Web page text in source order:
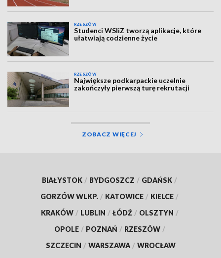
RZESZÓW
Studenci WSIiZ tworzą aplikacje, które
ułatwiają codzienne życie
RZESZÓW
Największe podkarpackie uczelnie
zakończyły pierwszą turę rekrutacji
ZOBACZ WIĘCEJ
BIAŁYSTOK / BYDGOSZCZ / GDAŃSK /
GORZÓW WLKP. / KATOWICE / KIELCE /
KRAKÓW / LUBLIN / ŁÓDŹ / OLSZTYN /
OPOLE / POZNAŃ / RZESZÓW /
SZCZECIN / WARSZAWA / WROCŁAW